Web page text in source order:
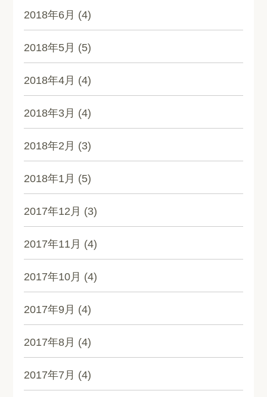
2018年6月 (4)
2018年5月 (5)
2018年4月 (4)
2018年3月 (4)
2018年2月 (3)
2018年1月 (5)
2017年12月 (3)
2017年11月 (4)
2017年10月 (4)
2017年9月 (4)
2017年8月 (4)
2017年7月 (4)